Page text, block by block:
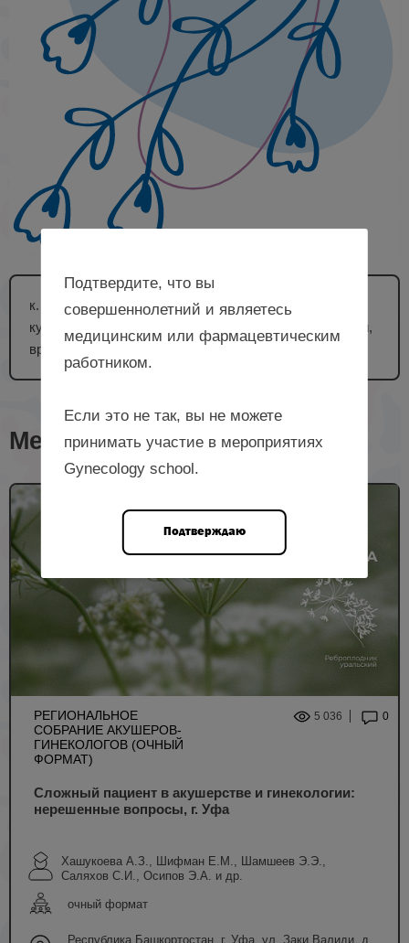
к. м. н., доцент кафедры акушерства и гинекологии с
курсом ИДПО ФГБОУ ВО «БГМУ» Минздрава России,
врач – акушер-гинеколог, г. Уфа
Мероприятия с лектором
РЕГИОНАЛЬНОЕ
СОБРАНИЕ АКУШЕРОВ-
ГИНЕКОЛОГОВ (ОЧНЫЙ
ФОРМАТ)
5 036 0
Сложный пациент в акушерстве и гинекологии:
нерешенные вопросы, г. Уфа
Хашукоева А.З., Шифман Е.М., Шамшеев Э.Э.,
Саляхов С.И., Осипов Э.А. и др.
очный формат
Республика Башкортостан, г. Уфа, ул. Заки Валиди, д.
Подтвердите, что вы
совершеннолетний и являетесь
медицинским или фармацевтическим
работником.
Если это не так, вы не можете
принимать участие в мероприятиях
Gynecology school.
Подтверждаю